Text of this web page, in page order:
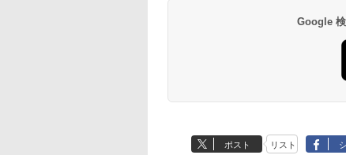
バーチャルアイテム
を含む】 【オンライ
2024(最新 永続版
ンラインコード
￥1,766
出す プロンプトの
葉 AI画像生成シリ
7インチディスプレ
イ、色調調節ライ
ない、大きな画面
読みやすい、6週
Google
ポスト リスト